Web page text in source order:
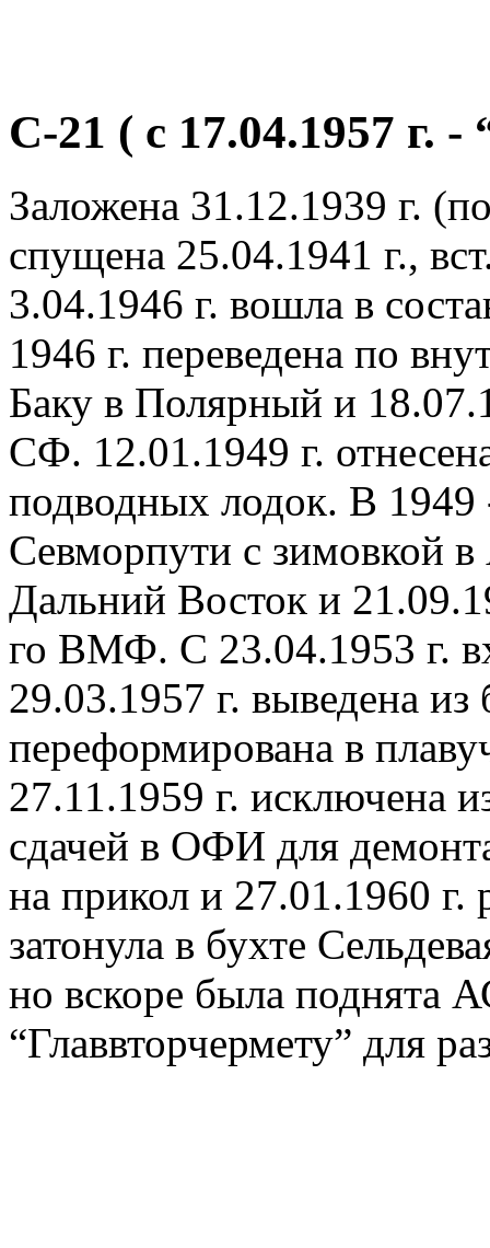
С-21 ( с 17.04.1957 г.
Заложена 31.12.1939 г.
спущена 25.04.1941 г.,
3.04.1946 г. вошла в
1946 г. переведена по
Баку в Полярный и
СФ. 12.01.1949 г.
подводных лодок. В 1949
Севморпути с зимовкой в
Дальний Восток и
го ВМФ. С 23.04.1953 г.
29.03.1957 г. выведена из
переформирована в
27.11.1959 г. исключена
сдачей в ОФИ для
на прикол и 27.01.1960 г.
затонула в бухте
но вскоре была поднята
“Главвторчермету” для